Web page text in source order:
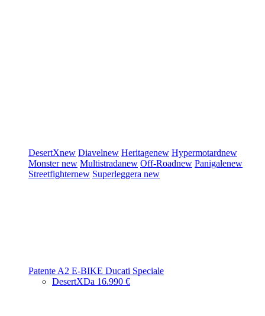
DesertXnew Diavelnew Heritagenew Hypermotardnew
Monsternew Multistradanew Off-Roadnew Panigalenew
Streetfighternew Superleggera new
Patente A2 E-BIKE Ducati Speciale
DesertXDa 16.990 €